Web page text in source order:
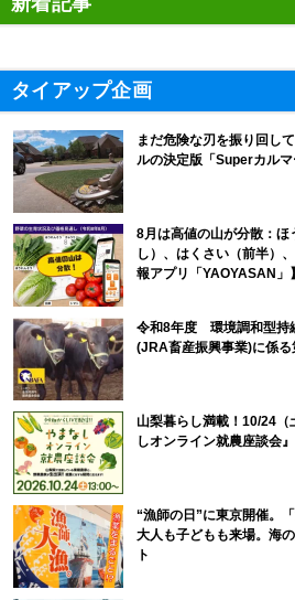
タイアップ企画
まだ危険な刃を振り回し
ルの決定版「Superカルマ
8月は高値の山が分散：
し）、はくさい（前半）
報アプリ「YAOYASAN」】
令和8年度 環境調和型持
(JRA畜産振興事業)に係
山梨暮らし満載！10/24
しオンライン就農座談会』
“漁師の日”に東京開催。
大人も子どもも来場。海
ト